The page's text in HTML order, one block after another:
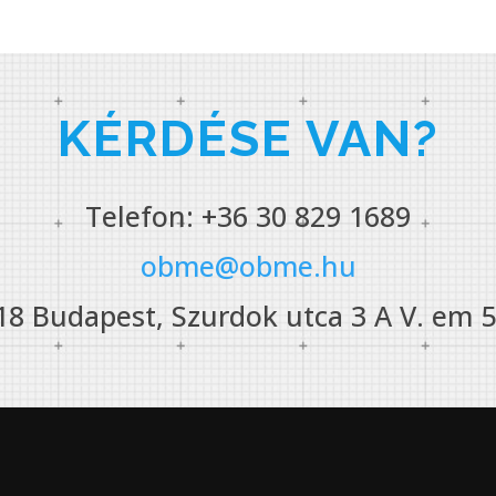
KÉRDÉSE VAN?
Telefon: +36 30 829 1689
obme@obme.hu
Budapest, Szurdok utca 3 A V. em